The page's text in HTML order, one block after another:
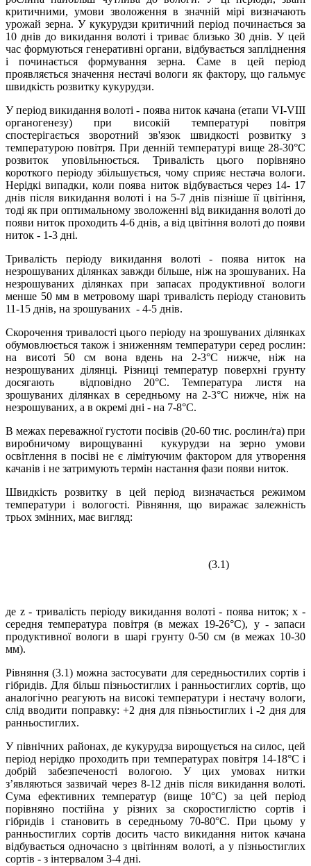
критичними, умови зволоження в значній мірі визначають
урожай зерна. У кукурудзи критичний період починається за
10 днів до викидання волоті і триває близько 30 днів. У цей
час формуються генеративні органи, відбувається запліднення
і починається формування зерна. Саме в цей період
проявляється значення нестачі вологи як фактору, що гальмує
швидкість розвитку кукурудзи.
У період викидання волоті - поява ниток качана (етапи VI-VIII
органогенезу) при високій температурі повітря
спостерігається зворотний зв'язок швидкості розвитку з
температурою повітря. При денній температурі вище 28-30°С
розвиток уповільнюється. Тривалість цього порівняно
короткого періоду збільшується, чому сприяє нестача вологи.
Нерідкі випадки, коли поява ниток відбувається через 14- 17
днів після викидання волоті і на 5-7 днів пізніше її цвітіння,
тоді як при оптимальному зволоженні від викидання волоті до
появи ниток проходить 4-6 днів, а від цвітіння волоті до появи
ниток - 1-3 дні.
Тривалість періоду викидання волоті - поява ниток на
незрошуваних ділянках завжди більше, ніж на зрошуваних. На
незрошуваних ділянках при запасах продуктивної вологи
менше 50 мм в метровому шарі тривалість періоду становить
11-15 днів, на зрошуваних - 4-5 днів.
Скорочення тривалості цього періоду на зрошуваних ділянках
обумовлюється також і зниженням температури серед рослин:
на висоті 50 см вона вдень на 2-3°С нижче, ніж на
незрошуваних ділянці. Різниці температур поверхні грунту
досягають відповідно 20°С. Температура листя на
зрошуваних ділянках в середньому на 2-3°С нижче, ніж на
незрошуваних, а в окремі дні - на 7-8°С.
В межах переважної густоти посівів (20-60 тис. рослин/га) при
виробничому вирощуванні кукурудзи на зерно умови
освітлення в посіві не є лімітуючим фактором для утворення
качанів і не затримують термін настання фази появи ниток.
Швидкість розвитку в цей період визначається режимом
температури і вологості. Рівняння, що виражає залежність
трьох змінних, має вигляд:
(3.1)
де z - тривалість періоду викидання волоті - поява ниток; х -
середня температура повітря (в межах 19-26°С), у - запаси
продуктивної вологи в шарі грунту 0-50 см (в межах 10-30
мм).
Рівняння (3.1) можна застосувати для середньостилих сортів і
гібридів. Для більш пізньостиглих і ранньостиглих сортів, що
аналогічно реагують на високі температури і нестачу вологи,
слід вводити поправку: +2 дня для пізньостиглих і -2 дня для
ранньостиглих.
У північних районах, де кукурудза вирощується на силос, цей
період нерідко проходить при температурах повітря 14-18°С і
добрій забезпеченості вологою. У цих умовах нитки
з’являються зазвичай через 8-12 днів після викидання волоті.
Сума ефективних температур (вище 10°С) за цей період
порівняно постійна у різних за скоростиглістю сортів і
гібридів і становить в середньому 70-80°С. При цьому у
ранньостиглих сортів досить часто викидання ниток качана
відбувається одночасно з цвітінням волоті, а у пізньостиглих
сортів - з інтервалом 3-4 дні.